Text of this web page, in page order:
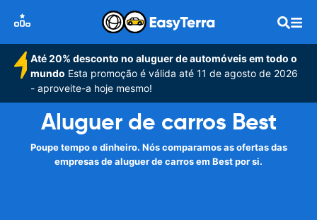
Até 20% desconto no aluguer de automóveis em todo o
mundo Esta promoção é válida até 11 de agosto de 2026
- aproveite-a hoje mesmo!
Aluguer de carros Best
Poupe tempo e dinheiro. Nós comparamos as ofertas das
empresas de aluguer de carros em Best por si.